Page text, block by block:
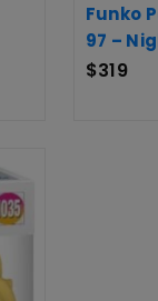
Funko
97 –
$319